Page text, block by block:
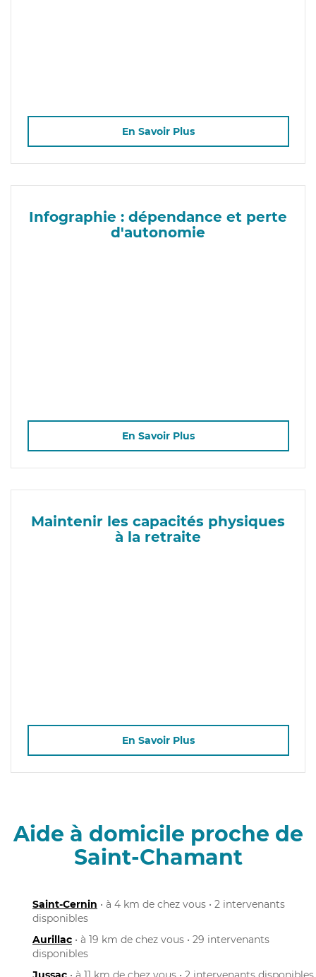
En Savoir Plus
Infographie : dépendance et perte
d'autonomie
En Savoir Plus
Maintenir les capacités physiques
à la retraite
En Savoir Plus
Aide à domicile proche de
Saint-Chamant
Saint-Cernin • à 4 km de chez vous • 2 intervenants
disponibles
Aurillac • à 19 km de chez vous • 29 intervenants
disponibles